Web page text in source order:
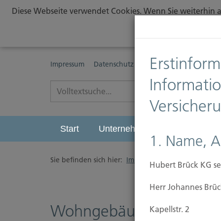
Diese Webseite verwendet Cookies. Wenn Sie
Impressum Datenschutz Erstinformationspflichten
Start Unternehmen
Sie befinden sich hier: Immobilien Versicherung
1. Name,
Hubert Brück KG
Herr Johannes
Kapellstr. 2